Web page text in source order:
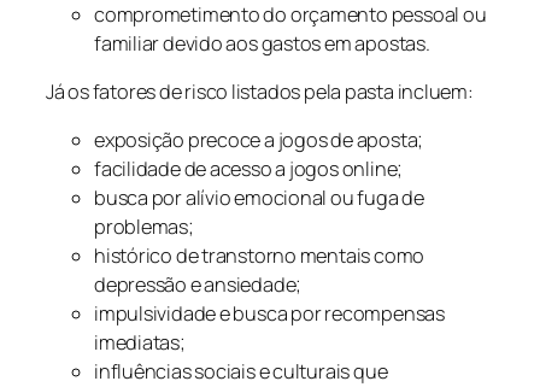
comprometimento do orçamento pessoal ou
familiar devido aos gastos em apostas.
Já os fatores de risco listados pela pasta incluem:
exposição precoce a jogos de aposta;
facilidade de acesso a jogos online;
busca por alívio emocional ou fuga de
problemas;
histórico de transtorno mentais como
depressão e ansiedade;
impulsividade e busca por recompensas
imediatas;
influências sociais e culturais que